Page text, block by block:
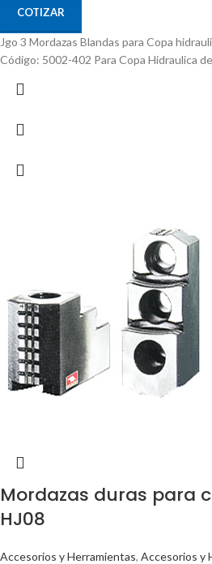
COTIZAR
Jgo 3 Mordazas Blandas para Copa
Código: 5002-402 Para Copa Hidraulica
Mordazas duras para
HJ08
Accesorios y Herramientas, Accesorios y